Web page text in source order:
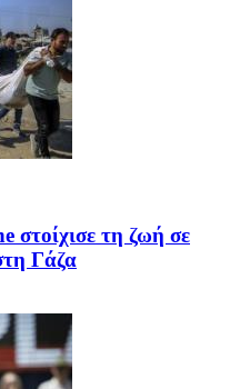
στοίχισε τη ζωή σε
Γάζα